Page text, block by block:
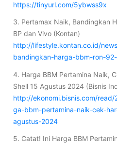
https://tinyurl.com/5ybwss9x
3. Pertamax Naik, Bandingkan
BP dan Vivo (Kontan)
http://lifestyle.kontan.co.id/
bandingkan-harga-bbm-ron-
4. Harga BBM Pertamina Naik,
Shell 15 Agustus 2024 (Bisnis
http://ekonomi.bisnis.com/
ga-bbm-pertamina-naik-cek-
agustus-2024
5. Catat! Ini Harga BBM